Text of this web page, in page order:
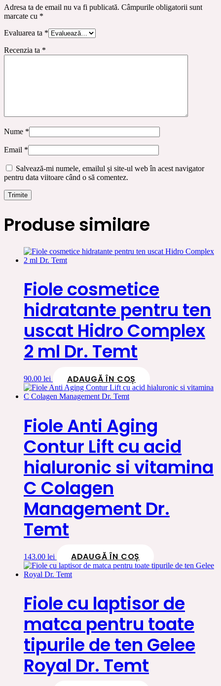
Adresa ta de email nu va fi publicată. Câmpurile obligatorii sunt
marcate cu *
Evaluarea ta *
Recenzia ta *
Nume *
Email *
Salvează-mi numele, emailul și site-ul web în acest navigator
pentru data viitoare când o să comentez.
Produse similare
Fiole cosmetice
hidratante pentru ten
uscat Hidro Complex
2 ml Dr. Temt
90.00 lei ADAUGĂ ÎN COȘ
Fiole Anti Aging
Contur Lift cu acid
hialuronic si vitamina
C Colagen
Management Dr.
Temt
143.00 lei ADAUGĂ ÎN COȘ
Fiole cu laptisor de
matca pentru toate
tipurile de ten Gelee
Royal Dr. Temt